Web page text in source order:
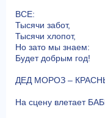
ВСЕ:
Тысячи забот,
Тысячи хлопот,
Но зато мы знаем:
Будет добрым год!
ДЕД МОРОЗ –
На сцену влетает